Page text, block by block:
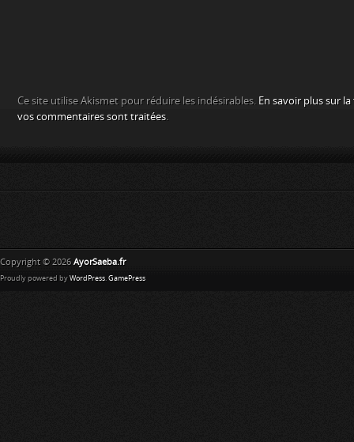
Ce site utilise Akismet pour réduire les indésirables. En savoir plus sur
vos commentaires sont traitées.
Copyright © 2026 AyorSaeba.fr
Proudly powered by WordPress. GamePress